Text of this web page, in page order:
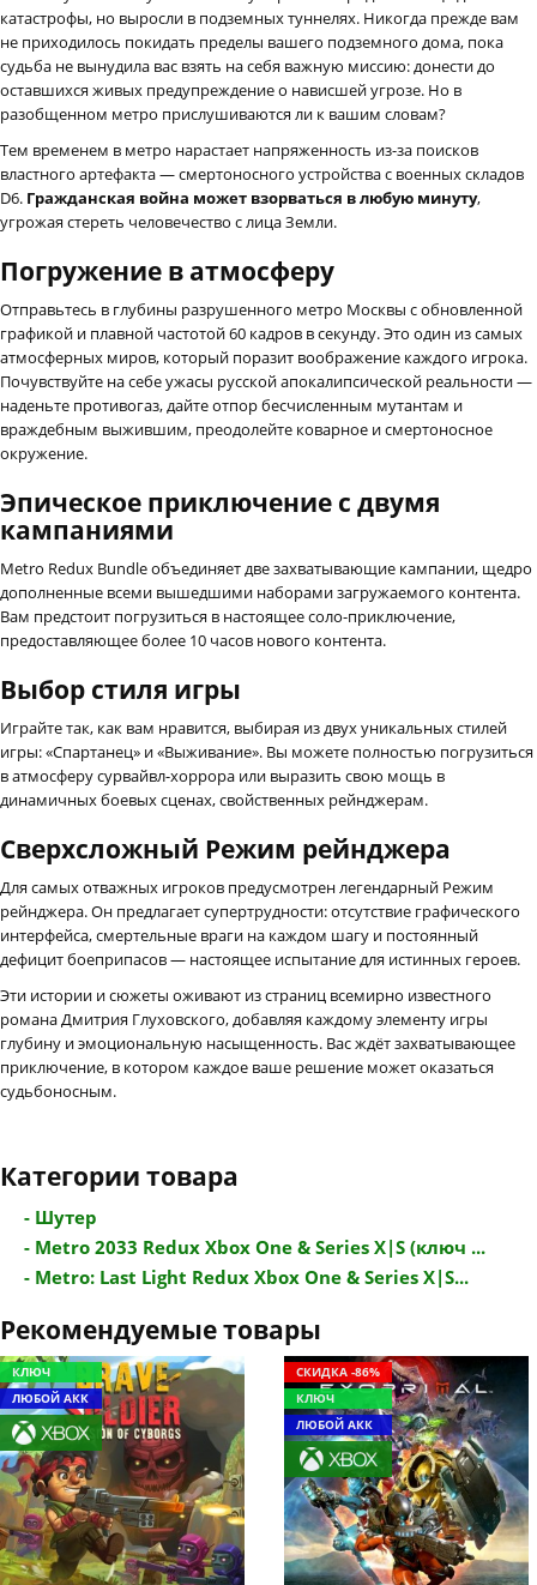
катастрофы, но выросли в подземных туннелях. Никогда прежде вам
не приходилось покидать пределы вашего подземного дома, пока
судьба не вынудила вас взять на себя важную миссию: донести до
оставшихся живых предупреждение о нависшей угрозе. Но в
разобщенном метро прислушиваются ли к вашим словам?
Тем временем в метро нарастает напряженность из-за поисков
властного артефакта — смертоносного устройства с военных складов
D6. Гражданская война может взорваться в любую минуту,
угрожая стереть человечество с лица Земли.
Погружение в атмосферу
Отправьтесь в глубины разрушенного метро Москвы с обновленной
графикой и плавной частотой 60 кадров в секунду. Это один из самых
атмосферных миров, который поразит воображение каждого игрока.
Почувствуйте на себе ужасы русской апокалипсической реальности —
наденьте противогаз, дайте отпор бесчисленным мутантам и
враждебным выжившим, преодолейте коварное и смертоносное
окружение.
Эпическое приключение с двумя
кампаниями
Metro Redux Bundle объединяет две захватывающие кампании, щедро
дополненные всеми вышедшими наборами загружаемого контента.
Вам предстоит погрузиться в настоящее соло-приключение,
предоставляющее более 10 часов нового контента.
Выбор стиля игры
Играйте так, как вам нравится, выбирая из двух уникальных стилей
игры: «Спартанец» и «Выживание». Вы можете полностью погрузиться
в атмосферу сурвайвл-хоррора или выразить свою мощь в
динамичных боевых сценах, свойственных рейнджерам.
Сверхсложный Режим рейнджера
Для самых отважных игроков предусмотрен легендарный Режим
рейнджера. Он предлагает супертрудности: отсутствие графического
интерфейса, смертельные враги на каждом шагу и постоянный
дефицит боеприпасов — настоящее испытание для истинных героев.
Эти истории и сюжеты оживают из страниц всемирно известного
романа Дмитрия Глуховского, добавляя каждому элементу игры
глубину и эмоциональную насыщенность. Вас ждёт захватывающее
приключение, в котором каждое ваше решение может оказаться
судьбоносным.
Категории товара
- Шутер
- Metro 2033 Redux Xbox One & Series X|S (ключ ...
- Metro: Last Light Redux Xbox One & Series X|S...
Рекомендуемые товары
КЛЮЧ
ЛЮБОЙ АКК
СКИДКА -86%
КЛЮЧ
ЛЮБОЙ АКК